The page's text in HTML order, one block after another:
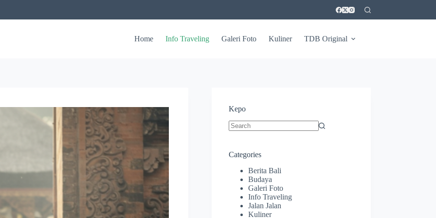
Home Info Traveling Galeri Foto Kuliner TDB Original
Kepo
Categories
Berita Bali
Budaya
Galeri Foto
Info Traveling
Jalan Jalan
Kuliner